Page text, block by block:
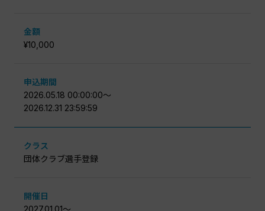
金額
¥10,000
申込期間
2026.05.18 00:00:00〜
2026.12.31 23:59:59
クラス
団体クラブ選手登録
開催日